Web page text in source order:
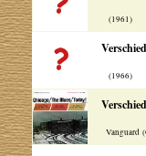
(1961)
(1966)
Vanguard